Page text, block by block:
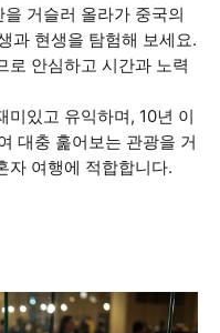
거슬러 올라가 중국의
과 현생을 탐험해 보세요.
로 안심하고 시간과 노력
있고 유익하며, 10년 이
대충 훑어보는 관광을 거
자 여행에 적합합니다.